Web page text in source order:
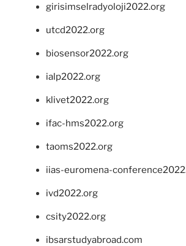
girisimselradyoloji2022.org
utcd2022.org
biosensor2022.org
ialp2022.org
klivet2022.org
ifac-hms2022.org
taoms2022.org
iias-euromena-
ivd2022.org
csity2022.org
ibsarstudyabroad.com